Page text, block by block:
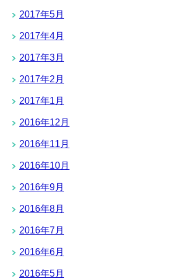
2017年5月
2017年4月
2017年3月
2017年2月
2017年1月
2016年12月
2016年11月
2016年10月
2016年9月
2016年8月
2016年7月
2016年6月
2016年5月